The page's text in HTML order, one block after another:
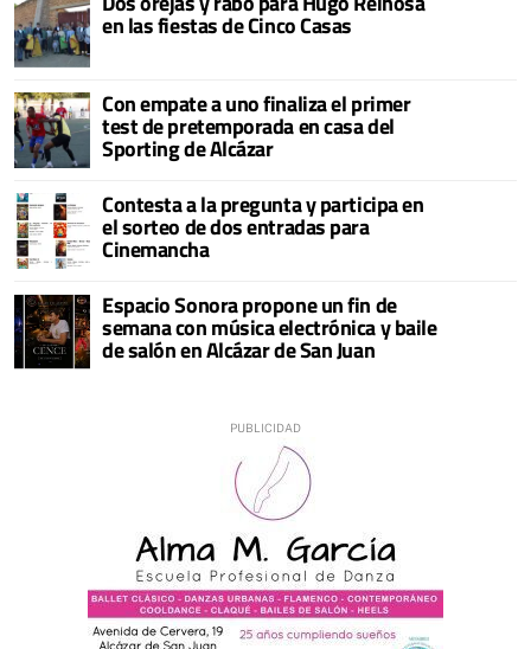
en las fiestas de Cinco Casas
Con empate a uno finaliza el primer
test de pretemporada en casa del
Sporting de Alcázar
Contesta a la pregunta y participa en
el sorteo de dos entradas para
Cinemancha
Espacio Sonora propone un fin de
semana con música electrónica y baile
de salón en Alcázar de San Juan